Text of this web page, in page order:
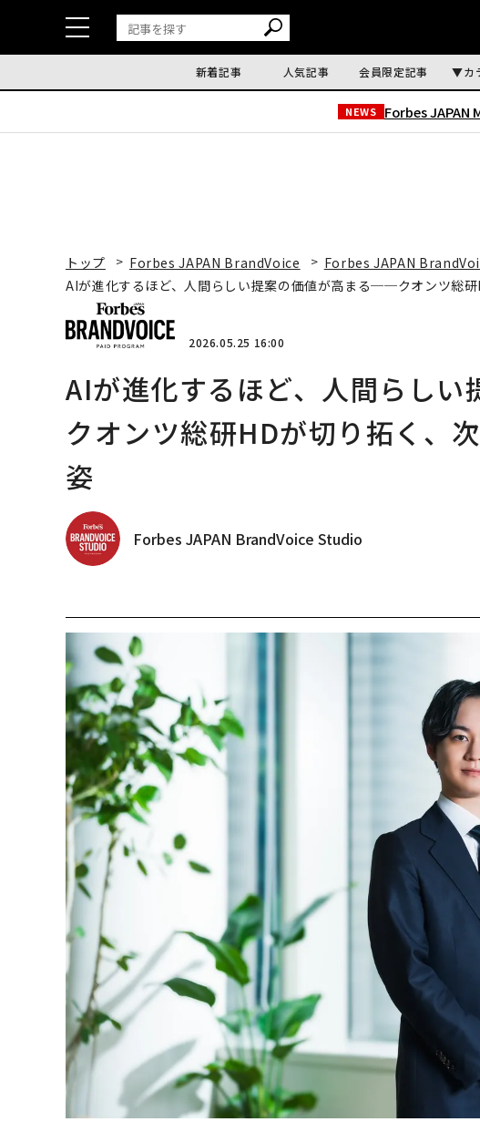
新着記事 人気記事 会員限定記事 カ
NEWS Forbes JAPAN
トップ Forbes JAPAN BrandVoice
Forbes JAPAN
AIが進化するほど、人間らしい提案の価値が高まる──クオンツ総
2026.05.25 16:00
AIが進化するほど、人間らし
クオンツ総研HDが切り拓く、
姿
Forbes JAPAN BrandVoice Studio